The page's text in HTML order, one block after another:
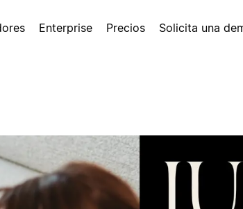
Enterprise Precios Solicita una